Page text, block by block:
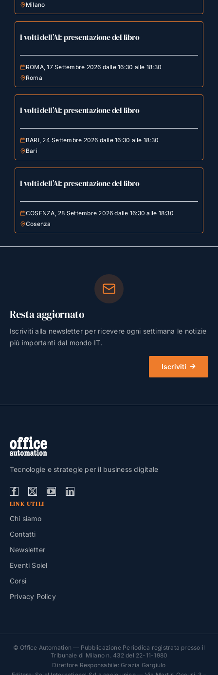
Milano
I volti dell’AI: presentazione del libro
ROMA, 17 Settembre 2026 dalle 16:30 alle 18:30
Roma
I volti dell’AI: presentazione del libro
BARI, 24 Settembre 2026 dalle 16:30 alle 18:30
Bari
I volti dell’AI: presentazione del libro
COSENZA, 28 Settembre 2026 dalle 16:30 alle 18:30
Cosenza
Resta aggiornato
Iscriviti alla newsletter per ricevere ogni settimana le notizie
più importanti dal mondo IT.
Iscriviti
Tecnologie e strategie per il business digitale
LINK UTILI
Chi siamo
Contatti
Newsletter
Eventi Soiel
Corsi
Privacy Policy
© Office Automation — Pubblicazione Periodica registrata presso il
Tribunale di Milano n. 432 del 22-11-1980
Direttore Responsabile: Grazia Gargiulo